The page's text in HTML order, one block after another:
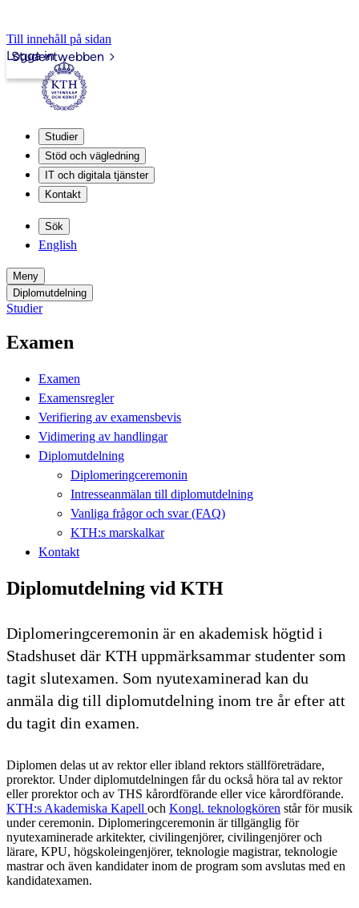
Till innehåll på sidan
Studentwebben
Logga in
Studier
Stöd och vägledning
IT och digitala tjänster
Kontakt
Sök
English
Meny
Diplomutdelning
Studier
Examen
Examen
Examensregler
Verifiering av examensbevis
Vidimering av handlingar
Diplomutdelning
Diplomeringceremonin
Intresseanmälan till diplomutdelning
Vanliga frågor och svar (FAQ)
KTH:s marskalkar
Kontakt
Diplomutdelning vid KTH
Diplomeringceremonin är en akademisk högtid i
Stadshuset där KTH uppmärksammar studenter som
tagit slutexamen. Som nyutexaminerad kan du
anmäla dig till diplomutdelning inom tre år efter att
du tagit din examen.
Diplomen delas ut av rektor eller ibland rektors ställföreträdare,
prorektor. Under diplomutdelningen får du också höra tal av rektor
eller prorektor och av THS kårordförande eller vice kårordförande.
KTH:s Akademiska Kapell och Kongl. teknologkören står för musik
under ceremonin. Diplomeringceremonin är tillgänglig för
nyutexaminerade arkitekter, civilingenjörer, civilingenjörer och
lärare, KPU, högskoleingenjörer, teknologie magistrar, teknologie
mastrar och även kandidater inom de program som avslutas med en
kandidatexamen.